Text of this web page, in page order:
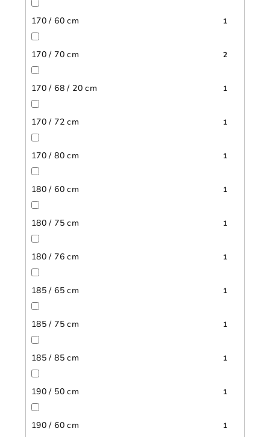
170 / 60 cm 1
170 / 70 cm 2
170 / 68 / 20 cm 1
170 / 72 cm 1
170 / 80 cm 1
180 / 60 cm 1
180 / 75 cm 1
180 / 76 cm 1
185 / 65 cm 1
185 / 75 cm 1
185 / 85 cm 1
190 / 50 cm 1
190 / 60 cm 1